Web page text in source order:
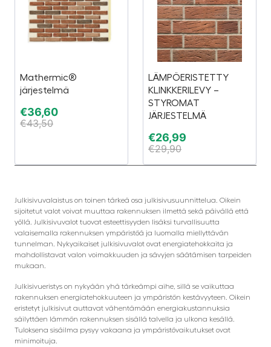
Mathermic®
järjestelmä
€36,60
€43,50
LÄMPÖERISTETTY
KLINKKERILEVY –
STYROMAT
JÄRJESTELMÄ
€26,99
€29,90
Julkisivuvalaistus on toinen tärkeä osa julkisivusuunnittelua. Oikein
sijoitetut valot voivat muuttaa rakennuksen ilmettä sekä päivällä että
yöllä. Julkisivuvalot tuovat esteettisyyden lisäksi turvallisuutta
valaisemalla rakennuksen ympäristöä ja luomalla miellyttävän
tunnelman. Nykyaikaiset julkisivuvalot ovat energiatehokkaita ja
mahdollistavat valon voimakkuuden ja sävyjen säätämisen tarpeiden
mukaan.
Julkisivueristys on nykyään yhä tärkeämpi aihe, sillä se vaikuttaa
rakennuksen energiatehokkuuteen ja ympäristön kestävyyteen. Oikein
eristetyt julkisivut auttavat vähentämään energiakustannuksia
säilyttäen lämmön rakennuksen sisällä talvella ja ulkona kesällä.
Tuloksena sisäilma pysyy vakaana ja ympäristövaikutukset ovat
minimoituja.